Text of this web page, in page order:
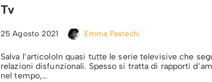
Tv
25 Agosto 2021 Emma Pastechi
Salva l’articoloIn quasi tutte le serie televisive che
relazioni disfunzionali. Spesso si tratta di rapporti
nel tempo,…